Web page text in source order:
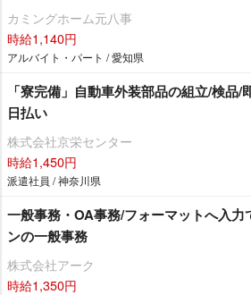
カミングホーム元八事
時給1,140円
アルバイト・パート / 愛知県
「寮完備」自動車外装部品の組立/検品
日払い
株式会社京栄センター
時給1,450円
派遣社員 / 神奈川県
一般事務・OA事務/フォーマットへ入
ンの一般事務
株式会社アーク
時給1,350円